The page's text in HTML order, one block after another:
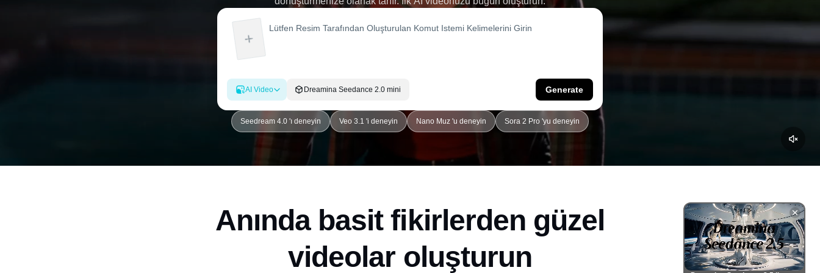
AI Video Dreamina Seedance 2.0 mini Generate
Seedream 4.0 'ı deneyin Veo 3.1 'i deneyin Nano Muz 'u deneyin Sora 2 Pro 'yu deneyin
Anında basit fikirlerden güzel
videolar oluşturun